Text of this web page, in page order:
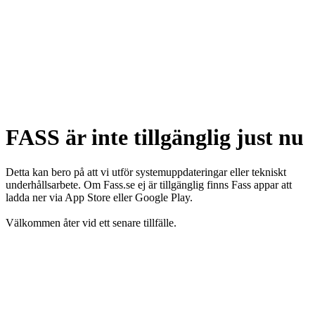
FASS är inte tillgänglig just nu
Detta kan bero på att vi utför systemuppdateringar eller tekniskt
underhållsarbete. Om Fass.se ej är tillgänglig finns Fass appar att
ladda ner via App Store eller Google Play.
Välkommen åter vid ett senare tillfälle.